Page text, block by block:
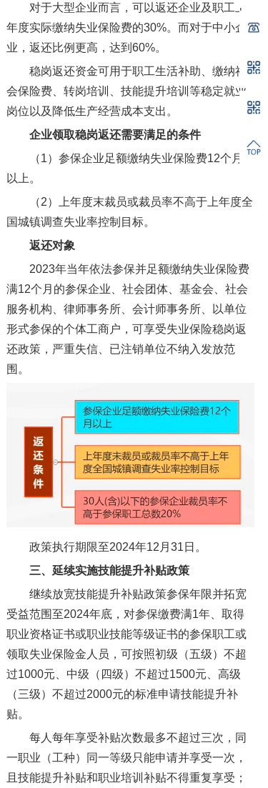
对于大型企业而言，可以返还企业及职工上
年度实际缴纳失业保险费的30%。而对于中小企
业，返还比例更高，达到60%。
稳岗返还资金可用于职工生活补助、缴纳社
会保险费、转岗培训、技能提升培训等稳定就业
岗位以及降低生产经营成本支出。
企业领取稳岗返还需要满足的条件
（1）参保企业足额缴纳失业保险费12个月
以上。
（2）上年度末裁员或裁员率不高于上年度全
国城镇调查失业率控制目标。
返还对象
2023年当年依法参保并足额缴纳失业保险费
满12个月的参保企业、社会团体、基金会、社会
服务机构、律师事务所、会计师事务所、以单位
形式参保的个体工商户，可享受失业保险稳岗返
还政策，严重失信、已注销单位不纳入发放范
围。
政策执行期限至2024年12月31日。
三、延续实施技能提升补贴政策
继续放宽技能提升补贴政策参保年限并拓宽
受益范围至2024年底，对参保缴费满1年、取得
职业资格证书或职业技能等级证书的参保职工或
领取失业保险金人员，可按照初级（五级）不超
过1000元、中级（四级）不超过1500元、高级
（三级）不超过2000元的标准申请技能提升补
贴。
每人每年享受补贴次数最多不超过三次，同
一职业（工种）同一等级只能申请并享受一次，
且技能提升补贴和职业培训补贴不得重复享受；